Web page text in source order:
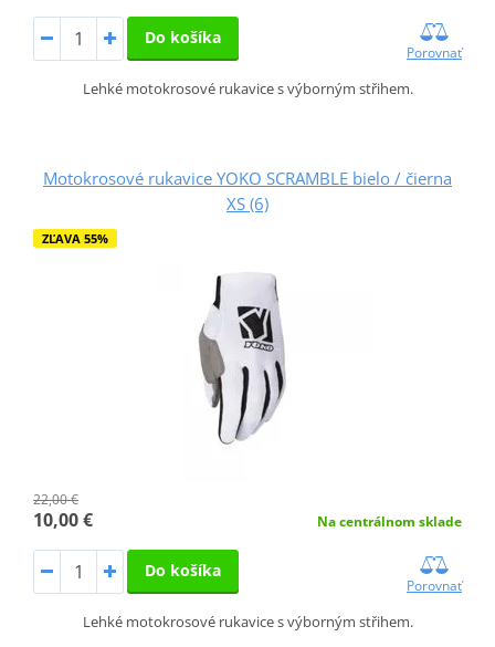
Do košíka
Porovnať
Lehké motokrosové rukavice s výborným střihem.
Motokrosové rukavice YOKO SCRAMBLE bielo / čierna
XS (6)
ZĽAVA 55%
22,00 €
10,00 € Na centrálnom sklade
Do košíka
Porovnať
Lehké motokrosové rukavice s výborným střihem.